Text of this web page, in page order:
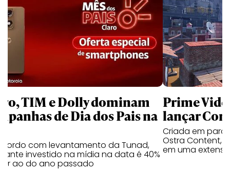
TIM e Dolly dominam
de Dia dos Pais na
com levantamento da Tunad,
investido na mídia na data é 40%
ao do ano passado
Prime
lançar
Criada em
Ostra Content,
em uma